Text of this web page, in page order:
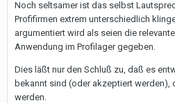
Noch seltsamer ist das selbst
Profifirmen extrem unterschiedlich
argumentiert wird als seien die
Anwendung im Profilager gegeben.
Dies läßt nur den Schluß zu, daß es
bekannt sind (oder akzeptiert werden),
werden.